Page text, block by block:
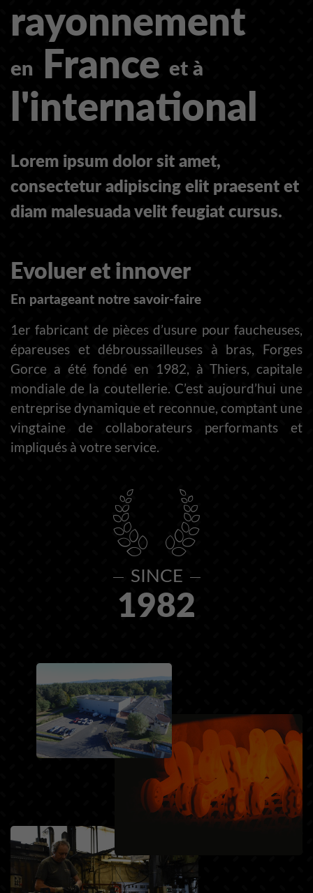
rayonnement
en France et à
l'international
Lorem ipsum dolor sit amet,
consectetur adipiscing elit praesent et
diam malesuada velit feugiat cursus.
Evoluer et innover
En partageant notre savoir-faire
1er fabricant de pièces d’usure pour faucheuses,
épareuses et débroussailleuses à bras, Forges
Gorce a été fondé en 1982, à Thiers, capitale
mondiale de la coutellerie. C’est aujourd’hui une
entreprise dynamique et reconnue, comptant une
vingtaine de collaborateurs performants et
impliqués à votre service.
SINCE
1982